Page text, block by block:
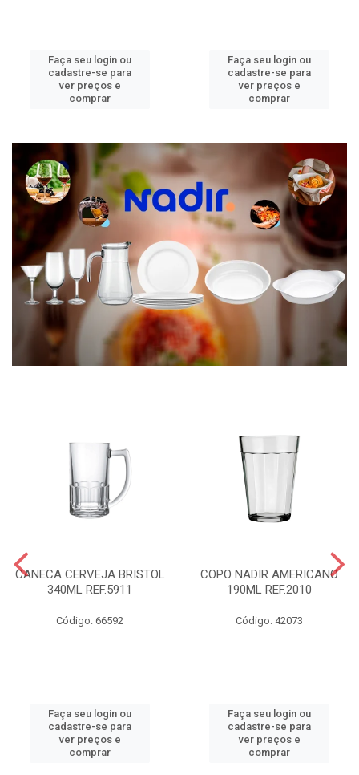
Faça seu login ou
cadastre-se para
ver preços e
comprar
Faça seu login ou
cadastre-se para
ver preços e
comprar
CANECA CERVEJA BRISTOL
340ML REF.5911
Código: 66592
Faça seu login ou
cadastre-se para
ver preços e
comprar
COPO NADIR AMERICANO
190ML REF.2010
Código: 42073
Faça seu login ou
cadastre-se para
ver preços e
comprar